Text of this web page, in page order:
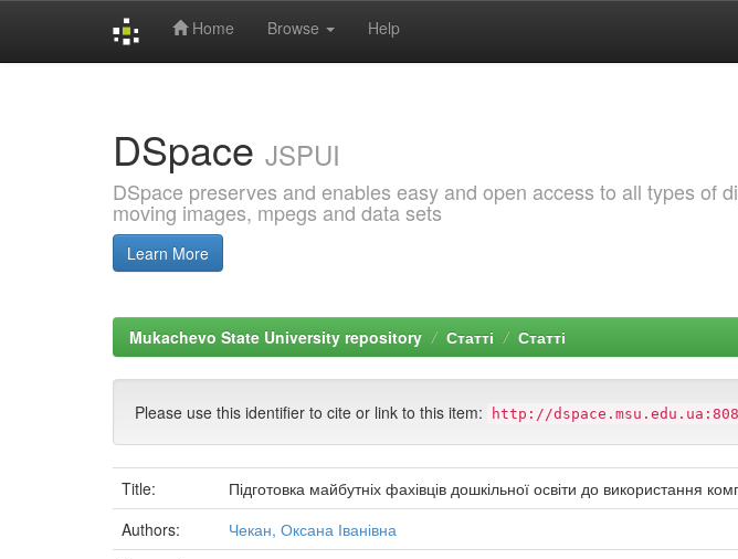
Home Browse Help
DSpace JSPUI
DSpace preserves and enables easy and open access to all types of
moving images, mpegs and data sets
Learn More
Mukachevo State University repository Статті Статті
Please use this identifier to cite or link to this item: http://
Title:
Підготовка майбутніх фахівців дошкільної освіти до використання
Authors:
Чекан, Оксана Іванівна